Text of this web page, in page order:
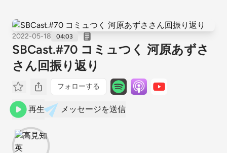
2022-05-18 04:03
SBCast.#70 コミュつく 河原あずさ
さん回振り返り
フォローする
再生 メッセージを送信